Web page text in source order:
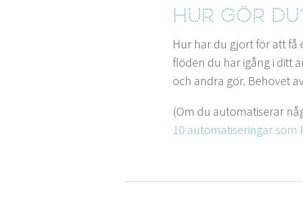
Hur gör
Hur har du gjort för att få
flö­den du har igång i ditt
och andra gör. Behovet
(Om du automa­tis­er­ar
10 automa­tis­eringar som